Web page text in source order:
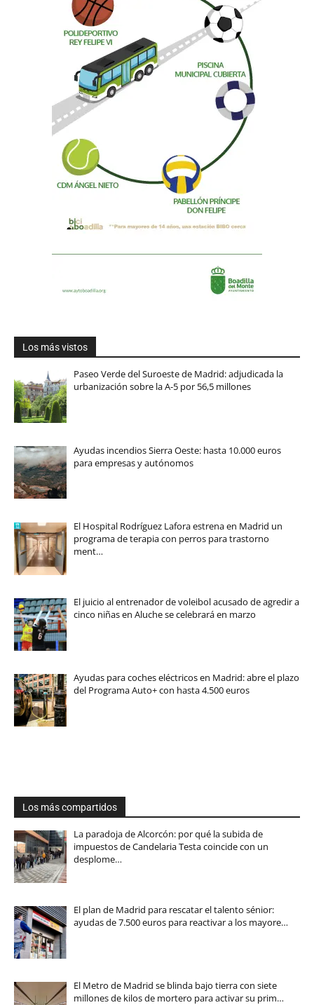
Los más vistos
Paseo Verde del Suroeste de Madrid: adjudicada la
urbanización sobre la A-5 por 56,5 millones
Ayudas incendios Sierra Oeste: hasta 10.000 euros
para empresas y autónomos
El Hospital Rodríguez Lafora estrena en Madrid un
programa de terapia con perros para trastorno
ment…
El juicio al entrenador de voleibol acusado de agredir a
cinco niñas en Aluche se celebrará en marzo
Ayudas para coches eléctricos en Madrid: abre el plazo
del Programa Auto+ con hasta 4.500 euros
Los más compartidos
La paradoja de Alcorcón: por qué la subida de
impuestos de Candelaria Testa coincide con un
desplome…
El plan de Madrid para rescatar el talento sénior:
ayudas de 7.500 euros para reactivar a los mayore…
El Metro de Madrid se blinda bajo tierra con siete
millones de kilos de mortero para activar su prim…